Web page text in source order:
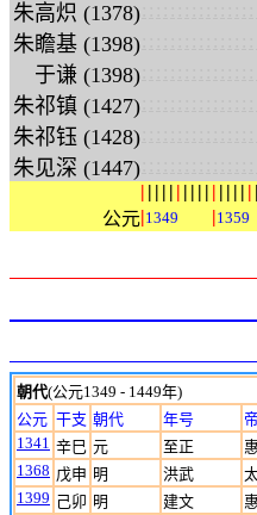
朱高炽 (1378)
朱瞻基 (1398)
于谦 (1398)
朱祁镇 (1427)
朱祁钰 (1428)
朱见深 (1447)
| | | | | | | | | | | | | | | | |
公元|1349 |1359
朝代(公元1349 - 1449年)
公元 干支 朝代 年号
1341 辛巳 元 至正
1368 戊申 明 洪武
1399 己卯 明 建文